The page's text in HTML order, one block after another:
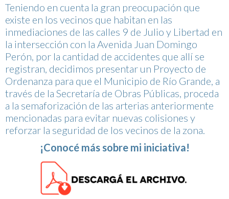
Teniendo en cuenta la gran preocupación que
existe en los vecinos que habitan en las
inmediaciones de las calles 9 de Julio y Libertad en
la intersección con la Avenida Juan Domingo
Perón, por la cantidad de accidentes que allí se
registran, decidimos presentar un Proyecto de
Ordenanza para que el Municipio de Río Grande, a
través de la Secretaría de Obras Públicas, proceda
a la semaforización de las arterias anteriormente
mencionadas para evitar nuevas colisiones y
reforzar la seguridad de los vecinos de la zona.
¡Conocé más sobre mi iniciativa!